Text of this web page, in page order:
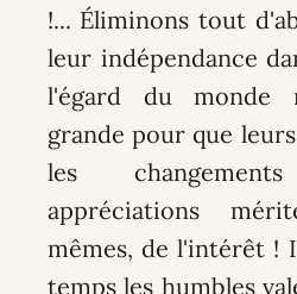
!... Éliminons tout
leur indépendance
l'égard du monde
grande pour que
les
appréciations
mêmes, de l'intérêt !
temps les humbles